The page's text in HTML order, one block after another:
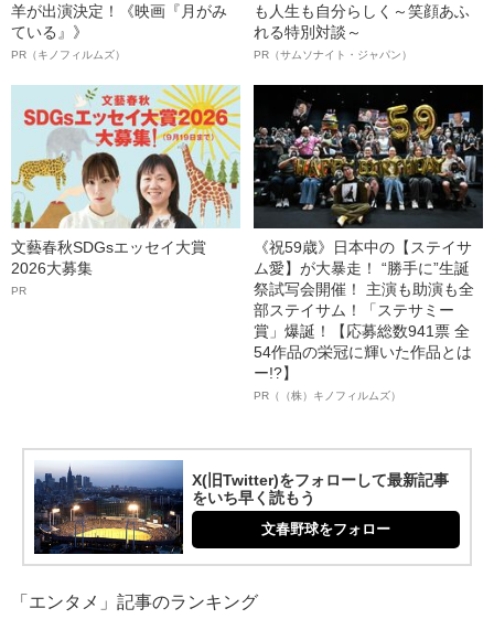
羊が出演決定！《映画『月がみ
ている』》
PR（キノフィルムズ）
も人生も自分らしく～笑顔あふ
れる特別対談～
PR（サムソナイト・ジャパン）
文藝春秋SDGsエッセイ大賞
2026大募集
PR
《祝59歳》日本中の【ステイサ
ム愛】が大暴走！ “勝手に”生誕
祭試写会開催！ 主演も助演も全
部ステイサム！「ステサミー
賞」爆誕！【応募総数941票 全
54作品の栄冠に輝いた作品とは
ー!?】
PR（（株）キノフィルムズ）
X(旧Twitter)をフォローして最新記事
をいち早く読もう
文春野球をフォロー
「エンタメ」記事のランキング